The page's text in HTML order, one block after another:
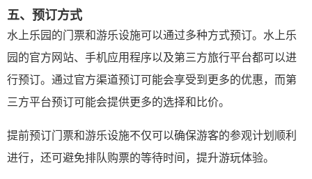
五、预订方式
水上乐园的门票和游乐设施可以通过多种方式预订。水上乐
园的官方网站、手机应用程序以及第三方旅行平台都可以进
行预订。通过官方渠道预订可能会享受到更多的优惠，而第
三方平台预订可能会提供更多的选择和比价。
提前预订门票和游乐设施不仅可以确保游客的参观计划顺利
进行，还可避免排队购票的等待时间，提升游玩体验。